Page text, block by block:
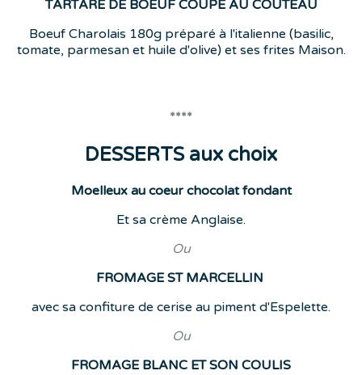
TARTARE DE BOEUF COUPE AU COUTEAU
Boeuf Charolais 180g préparé à l'italienne (basilic,
tomate, parmesan et huile d'olive) et ses frites Maison.
****
DESSERTS aux choix
Moelleux au coeur chocolat fondant
Et sa crème Anglaise.
Ou
FROMAGE ST MARCELLIN
avec sa confiture de cerise au piment d'Espelette.
Ou
FROMAGE BLANC ET SON COULIS